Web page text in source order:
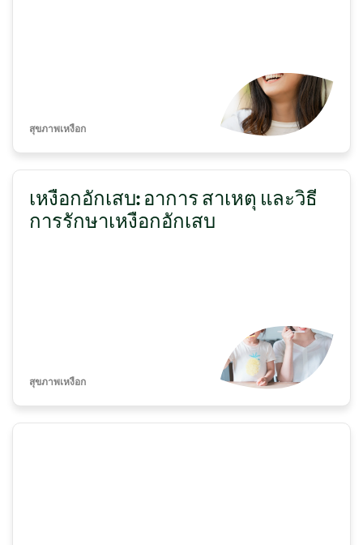
สุขภาพเหงือก
เหงือกอักเสบ: อาการ สาเหตุ และวิธี
การรักษาเหงือกอักเสบ
สุขภาพเหงือก